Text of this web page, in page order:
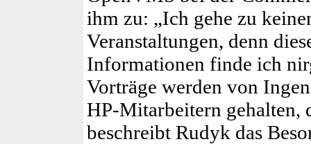
ihm zu: „Ich gehe zu
Veranstaltungen, denn
Informationen finde ich
Vorträge werden von
HP-Mitarbeitern gehalten,
beschreibt Rudyk das